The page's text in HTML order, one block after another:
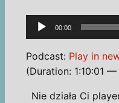
Odtwarzacz
plików
dźwiękowych
00:00
Podcast: Play in
(Duration: 1:10:01 —
Nie działa Ci